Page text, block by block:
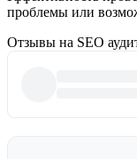
проблемы или
Отзывы на SEO